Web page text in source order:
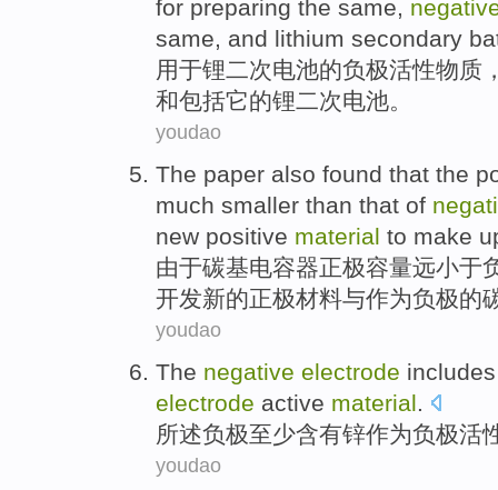
for preparing the same,
same, and lithium secondary
用于锂二次电池的负极活性物质
和包括它的锂二次电池。
youdao
The paper also found that the
much smaller than that of
new positive material to make
由于碳基电容器正极容量远小于
开发新的正极材料与作为负极的
youdao
The negative electrode includes
electrode active material.
所述负极至少含有锌作为负极活
youdao